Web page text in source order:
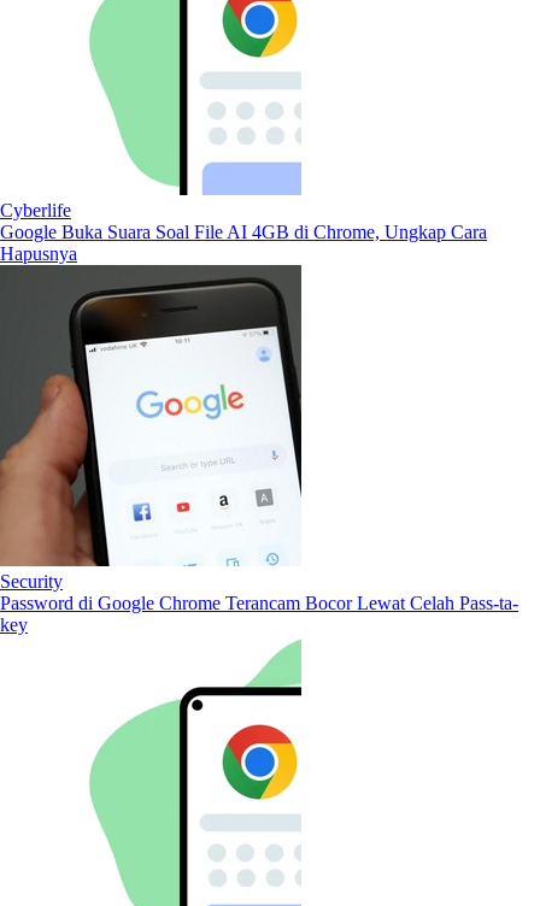
Cyberlife
Google Buka Suara Soal File AI 4GB di Chrome, Ungkap Cara
Hapusnya
Security
Password di Google Chrome Terancam Bocor Lewat Celah Pass-ta-
key